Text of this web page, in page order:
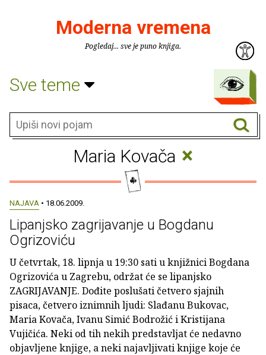
Moderna vremena
Pogledaj... sve je puno knjiga.
Sve teme
Maria Kovača ×
NAJAVA • 18.06.2009.
Lipanjsko zagrijavanje u Bogdanu
Ogrizoviću
U četvrtak, 18. lipnja u 19:30 sati u knjižnici Bogdana
Ogrizovića u Zagrebu, održat će se lipanjsko
ZAGRIJAVANJE. Dođite poslušati četvero sjajnih
pisaca, četvero iznimnih ljudi: Slađanu Bukovac,
Maria Kovača, Ivanu Simić Bodrožić i Kristijana
Vujičića. Neki od tih nekih predstavljat će nedavno
objavljene knjige, a neki najavljivati knjige koje će